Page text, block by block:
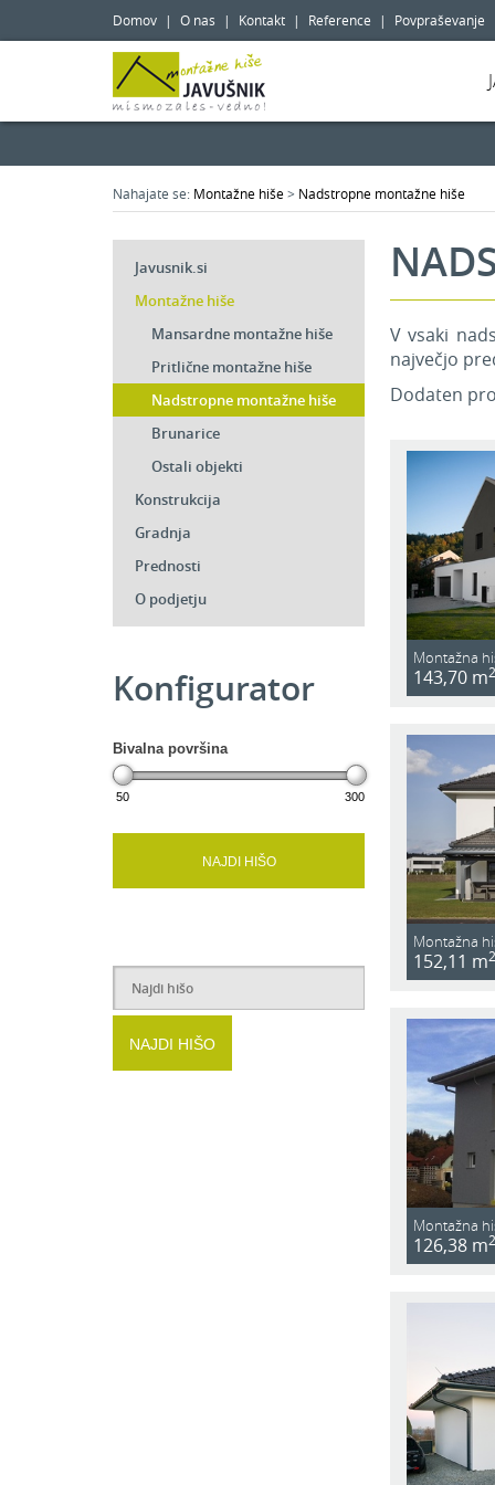
Domov | O nas | Kontakt | Reference | Povpraševanje
Nahajate se: Montažne hiše> Nadstropne montažne hiše
V vsaki
največjo
Dodaten
Montažna
143,70 m2
Montažna
152,11 m2
Montažna
126,38 m2
Javusnik.si
Montažne hiše
Mansardne montažne hiše
Pritlične montažne hiše
Nadstropne montažne hiše
Brunarice
Ostali objekti
Konstrukcija
Gradnja
Prednosti
O podjetju
Konfigurator
Bivalna površina
50 300
NAJDI HIŠO
NAJDI HIŠO